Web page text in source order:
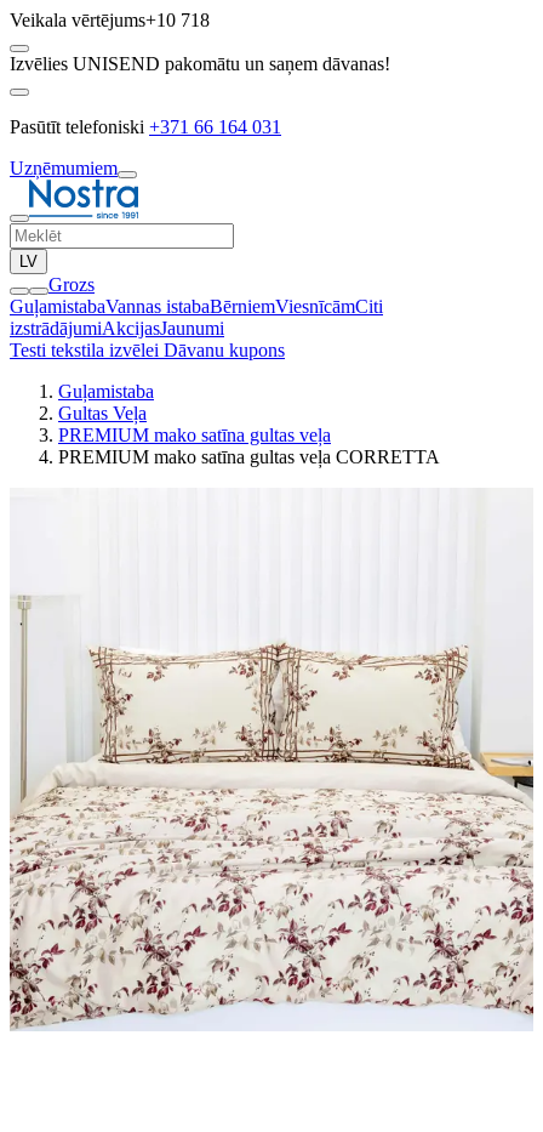
Veikala vērtējums+10 718
Izvēlies UNISEND pakomātu un saņem dāvanas!
Pasūtīt telefoniski +371 66 164 031
Uzņēmumiem
LV
Grozs
GuļamistabaVannas istabaBērniemViesnīcāmCiti
izstrādājumiAkcijasJaunumi
Testi tekstila izvēlei Dāvanu kupons
Guļamistaba
Gultas Veļa
PREMIUM mako satīna gultas veļa
PREMIUM mako satīna gultas veļa CORRETTA